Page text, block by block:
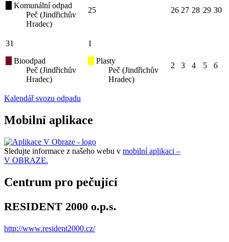
Komunální odpad
Peč (Jindřichův
Hradec)
25 26 27 28 29 30
31
Bioodpad
Peč (Jindřichův
Hradec)
1
Plasty
Peč (Jindřichův
Hradec)
2 3 4 5 6
Kalendář svozu odpadu
Mobilní aplikace
Sledujte informace z našeho webu v mobilní aplikaci –
V OBRAZE.
Centrum pro pečující
RESIDENT 2000 o.p.s.
http://www.resident2000.cz/